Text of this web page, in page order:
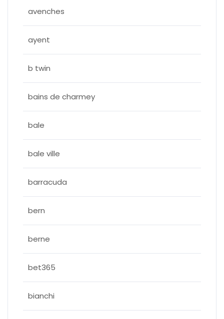
avenches
ayent
b twin
bains de charmey
bale
bale ville
barracuda
bern
berne
bet365
bianchi